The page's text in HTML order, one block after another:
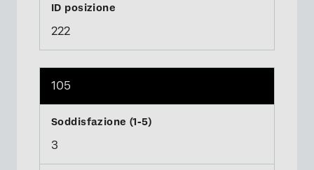
222
105
3